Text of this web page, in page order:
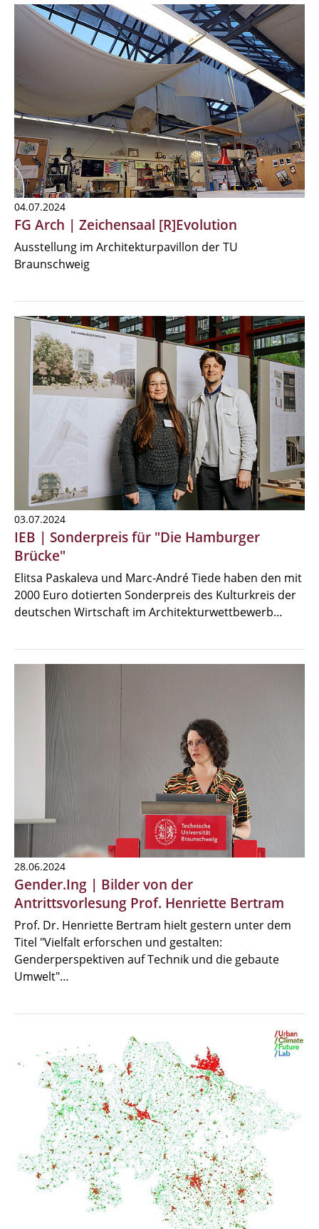
04.07.2024
FG Arch | Zeichensaal [R]Evolution
Ausstellung im Architekturpavillon der TU
Braunschweig
03.07.2024
IEB | Sonderpreis für "Die Hamburger
Brücke"
Elitsa Paskaleva und Marc-André Tiede haben den mit
2000 Euro dotierten Sonderpreis des Kulturkreis der
deutschen Wirtschaft im Architekturwettbewerb…
28.06.2024
Gender.Ing | Bilder von der
Antrittsvorlesung Prof. Henriette Bertram
Prof. Dr. Henriette Bertram hielt gestern unter dem
Titel "Vielfalt erforschen und gestalten:
Genderperspektiven auf Technik und die gebaute
Umwelt"…